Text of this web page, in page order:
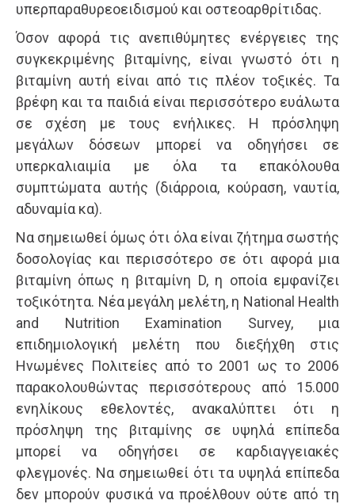
υπερπαραθυρεοειδισμού και οστεοαρθρίτιδας.
Όσον αφορά τις ανεπιθύμητες ενέργειες της
συγκεκριμένης βιταμίνης, είναι γνωστό ότι η
βιταμίνη αυτή είναι από τις πλέον τοξικές. Τα
βρέφη και τα παιδιά είναι περισσότερο ευάλωτα
σε σχέση με τους ενήλικες. Η πρόσληψη
μεγάλων δόσεων μπορεί να οδηγήσει σε
υπερκαλιαιμία με όλα τα επακόλουθα
συμπτώματα αυτής (διάρροια, κούραση, ναυτία,
αδυναμία κα).
Να σημειωθεί όμως ότι όλα είναι ζήτημα σωστής
δοσολογίας και περισσότερο σε ότι αφορά μια
βιταμίνη όπως η βιταμίνη D, η οποία εμφανίζει
τοξικότητα. Νέα μεγάλη μελέτη, η National Health
and Nutrition Examination Survey, μια
επιδημιολογική μελέτη που διεξήχθη στις
Ηνωμένες Πολιτείες από το 2001 ως το 2006
παρακολουθώντας περισσότερους από 15.000
ενηλίκους εθελοντές, ανακαλύπτει ότι η
πρόσληψη της βιταμίνης σε υψηλά επίπεδα
μπορεί να οδηγήσει σε καρδιαγγειακές
φλεγμονές. Να σημειωθεί ότι τα υψηλά επίπεδα
δεν μπορούν φυσικά να προέλθουν ούτε από τη